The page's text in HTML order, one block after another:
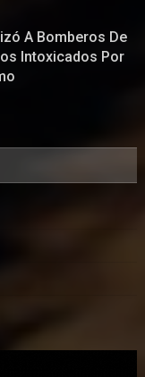
A Bomberos De
Intoxicados Por